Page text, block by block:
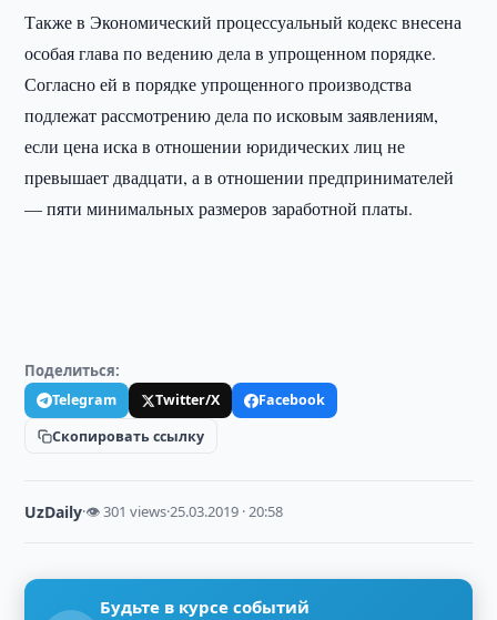
Также в Экономический процессуальный кодекс внесена
особая глава по ведению дела в упрощенном порядке.
Согласно ей в порядке упрощенного производства
подлежат рассмотрению дела по исковым заявлениям,
если цена иска в отношении юридических лиц не
превышает двадцати, а в отношении предпринимателей
— пяти минимальных размеров заработной платы.
Поделиться:
Telegram Twitter/X
Facebook
Скопировать ссылку
UzDaily·👁 301 views·25.03.2019 · 20:58
Будьте в курсе событий